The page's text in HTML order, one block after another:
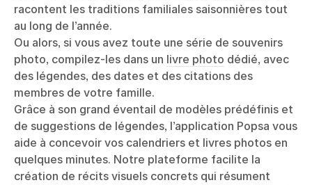
racontent les traditions familiales saisonnières tout
au long de l’année.
Ou alors, si vous avez toute une série de souvenirs
photo, compilez-les dans un livre photo dédié, avec
des légendes, des dates et des citations des
membres de votre famille.
Grâce à son grand éventail de modèles prédéfinis et
de suggestions de légendes, l’application Popsa vous
aide à concevoir vos calendriers et livres photos en
quelques minutes. Notre plateforme facilite la
création de récits visuels concrets qui résument